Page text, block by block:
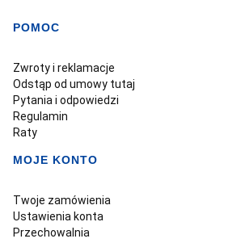
Linki w stopce
POMOC
Zwroty i reklamacje
Odstąp od umowy tutaj
Pytania i odpowiedzi
Regulamin
Raty
MOJE KONTO
Twoje zamówienia
Ustawienia konta
Przechowalnia